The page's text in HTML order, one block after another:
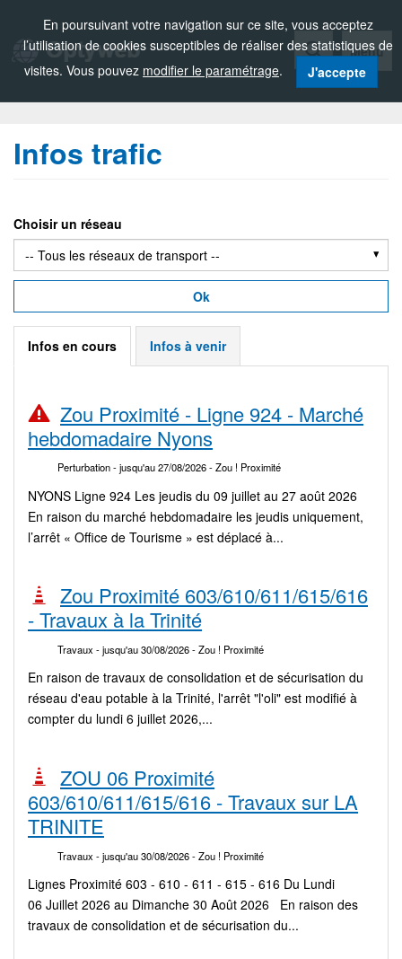
En poursuivant votre navigation sur ce site, vous acceptez
l’utilisation de cookies susceptibles de réaliser des statistiques de
visites. Vous pouvez modifier le paramétrage. J'accepte
Menu
Infos trafic
Choisir un réseau
Ok
Infos en cours Infos à venir
Zou Proximité - Ligne 924 - Marché
hebdomadaire Nyons
Perturbation- jusqu'au 27/08/2026- Zou ! Proximité
NYONS Ligne 924 Les jeudis du 09 juillet au 27 août 2026
En raison du marché hebdomadaire les jeudis uniquement,
l’arrêt « Office de Tourisme » est déplacé à...
Zou Proximité 603/610/611/615/616
- Travaux à la Trinité
Travaux - jusqu'au 30/08/2026- Zou ! Proximité
En raison de travaux de consolidation et de sécurisation du
réseau d'eau potable à la Trinité, l'arrêt "l'oli" est modifié à
compter du lundi 6 juillet 2026,...
ZOU 06 Proximité
603/610/611/615/616 - Travaux sur LA
TRINITE
Travaux - jusqu'au 30/08/2026- Zou ! Proximité
Lignes Proximité 603 - 610 - 611 - 615 - 616 Du Lundi
06 Juillet 2026 au Dimanche 30 Août 2026 En raison des
travaux de consolidation et de sécurisation du...